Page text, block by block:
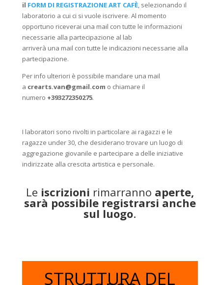
il FORM DI REGISTRAZIONE ART CAFÈ, selezionando il
laboratorio a cui ci si vuole iscrivere. Al momento
opportuno riceverai una mail con tutte le informazioni
necessarie alla partecipazione al lab
arriverà una mail con tutte le indicazioni necessarie alla
partecipazione.
Per info ulteriori è possibile mandare una mail
a crearts.van@gmail.com o chiamare il
numero +393272350275.
I laboratori sono rivolti in particolare ai ragazzi e le
ragazze under 30, che desiderano trovare un luogo di
aggregazione giovanile e partecipare a delle iniziative
indirizzate alla crescita artistica e personale.
Le iscrizioni rimarranno aperte,
sarà possibile registrarsi anche
sul luogo.
STRUTTURA DEL